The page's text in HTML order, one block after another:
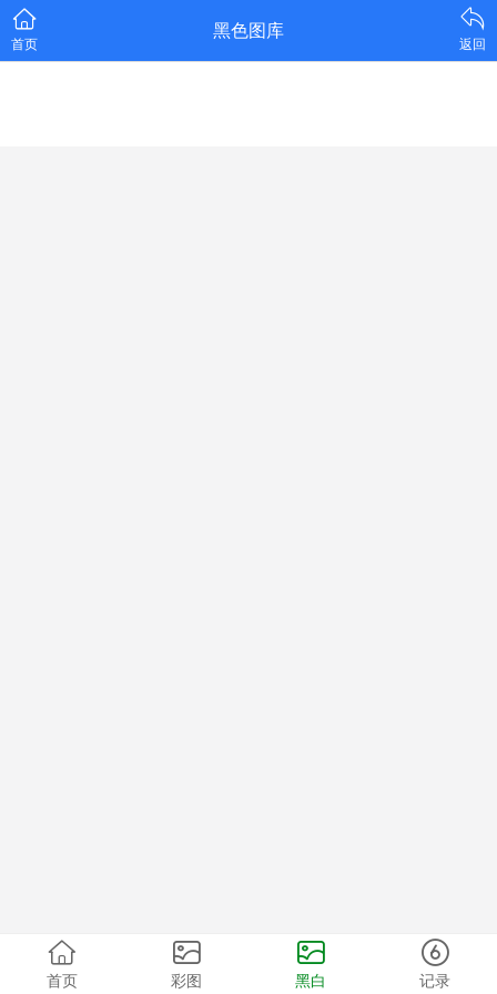
首页
黑色图库
返回
首页 彩图 黑白 记录